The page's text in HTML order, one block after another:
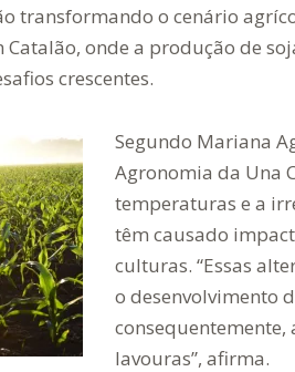
transformando o cenário
onde a produção de
crescentes.
Segundo Mariana
Agronomia da Una
temperaturas e a
têm causado
culturas. “Essas
o desenvolvimento
lavouras”, afirma.